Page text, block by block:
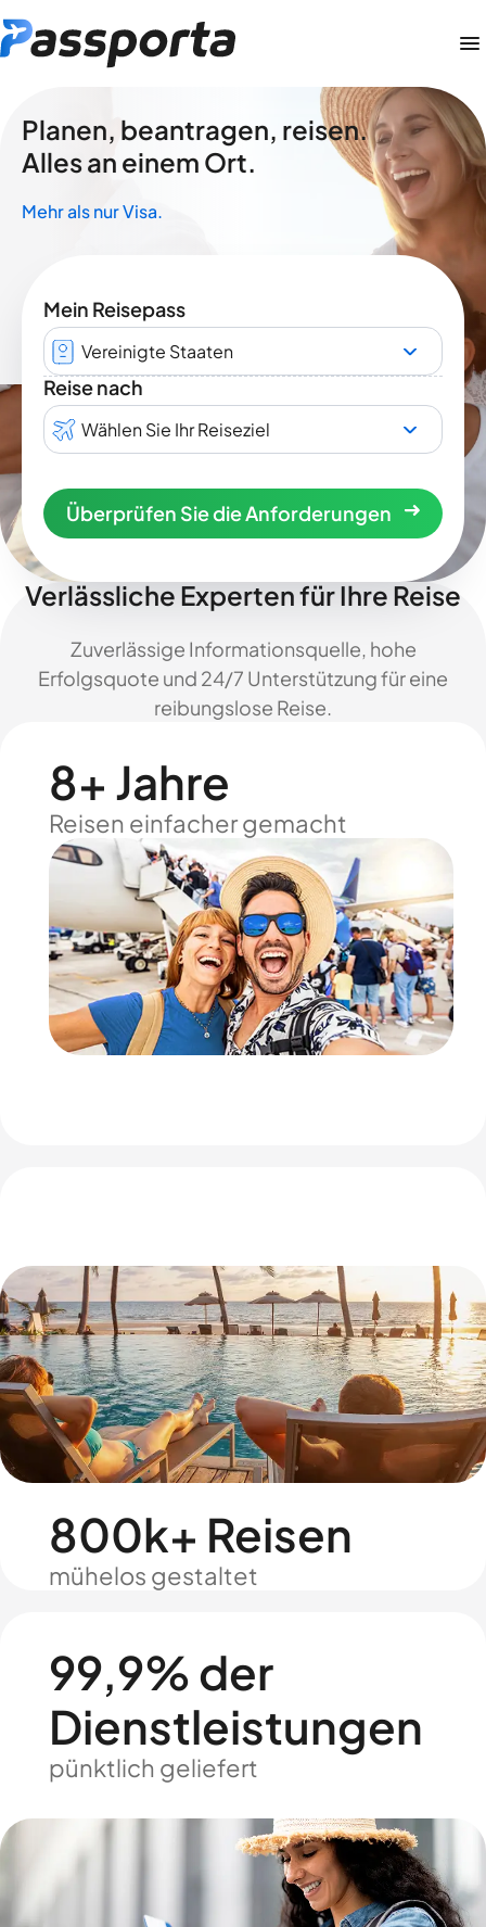
Planen, beantragen, reisen.
Alles an einem Ort.
Mehr als nur Visa.
Mein Reisepass
Vereinigte Staaten
Reise nach
Wählen Sie Ihr Reiseziel
Überprüfen Sie die Anforderungen
Verlässliche Experten für Ihre Reise
Zuverlässige Informationsquelle, hohe
Erfolgsquote und 24/7 Unterstützung für eine
reibungslose Reise.
8+ Jahre
Reisen einfacher gemacht
800k+ Reisen
mühelos gestaltet
99,9% der
Dienstleistungen
pünktlich geliefert